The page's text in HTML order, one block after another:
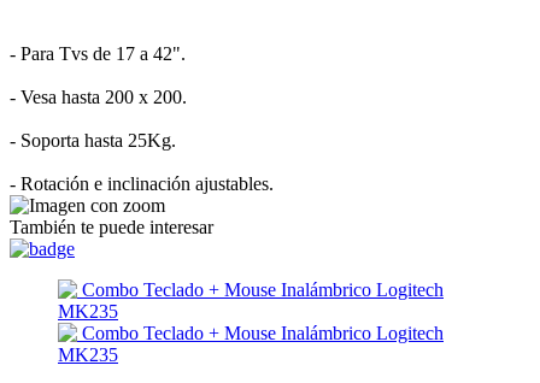
- Para Tvs de 17 a 42".
- Vesa hasta 200 x 200.
- Soporta hasta 25Kg.
- Rotación e inclinación ajustables.
También te puede interesar